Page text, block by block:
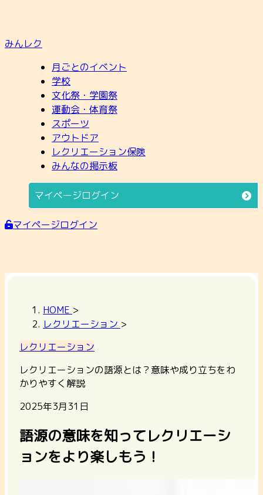
みんレク
月ごとのイベント
学校
文化祭・学園祭
運動会・体育祭
スポーツ
アウトドア
レクリエーション保険
みんなの掲示板
マイページログイン
マイページログイン
HOME >
レクリエーション >
レクリエーション
レクリエーションの語源とは？意味や成り立ちをわ
かりやすく解説
2025年3月31日
語源の意味を知ってレクリエーシ
ョンをより楽しもう！